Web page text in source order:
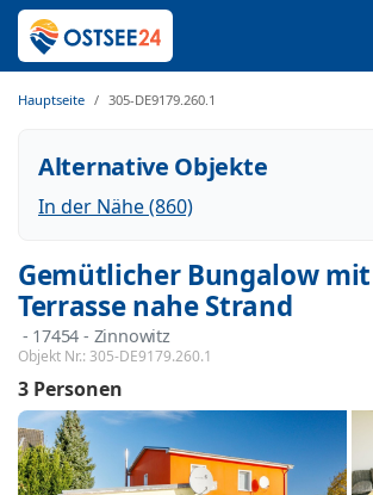
Hauptseite 305-DE9179.260.1
Alternative Objekte
In der Nähe (860)
Gemütlicher Bungalow mit
Terrasse nahe Strand
- 17454 - Zinnowitz
Objekt Nr.: 305-DE9179.260.1
3 Personen